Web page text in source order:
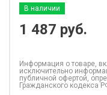
В наличии
1 487 руб.
Информация о товаре,
исключительно
публичной офертой,
Гражданского кодекса